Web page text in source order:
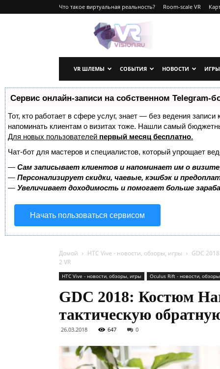
Что такое виртуальная реальность? Room-scale VR
VRvision.ru
VR ШЛЕМЫ СОБЫТИЯ НОВОСТИ ИГРЫ
Сервис онлайн-записи на собственном Telegram-
Тот, кто работает в сфере услуг, знает — без ведения
напоминать клиентам о визитах тоже. Нашли самый
Для новых пользователей первый месяц бесплатно.
Чат-бот для мастеров и специалистов, который упрощает
— Сам записывает клиентов и напоминает им о
— Персонализирует скидки, чаевые, кэшбэк и
— Увеличивает доходимость и помогает больше
Начать пользоваться сервисом
Домой HTC Vive - новости, обзоры, игры
GDC
2 VR
HTC Vive - новости, обзоры, игры Oculus Rift - новости,
GDC 2018: Костюм
тактическую
26.03.2018 647 0